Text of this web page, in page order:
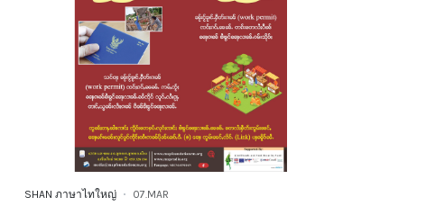
SHAN ภาษาไทใหญ่ 07.MAR